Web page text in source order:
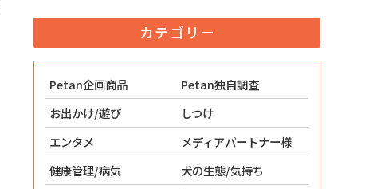
カテゴリー
Petan企画商品
Petan独自調査
お出かけ/遊び
しつけ
エンタメ
メディアパートナー様
健康管理/病気
犬の生態/気持ち